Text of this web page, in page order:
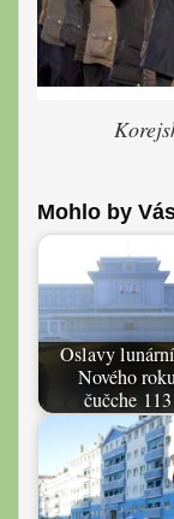
Mohlo by
Oslavy
Nového
čučche 113